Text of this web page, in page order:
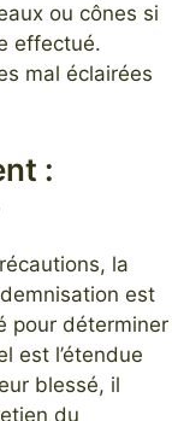
ou cônes si
effectué.
mal éclairées
:
la
est
pour déterminer
est l’étendue
blessé, il
du